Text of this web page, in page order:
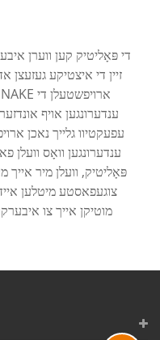
די פּאָליטיק קען ווערן
זיין די איצטיקע
ענדערונגען אויף
עפעקטיוו גלייך נאכן
ענדערונגען וואָס
פּאָליטיק, וועלן מיר
צוגעפאסטע מיטלען
מוטיקן אייך צו